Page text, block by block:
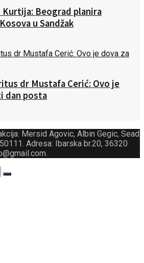
Kurtija: Beograd planira
u Sandžak
dr Mustafa Cerić: Ovo je
dan posta
Mersid Agovic, Albin Gegic, Sead
Adresa: Ibarska br.20, 36320